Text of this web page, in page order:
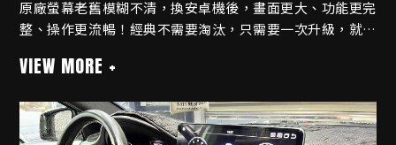
原廠螢幕老舊模糊不清，換安卓機後，畫面更大、功能更完
整、操作更流暢！經典不需要淘汰，只需要一次升級，就能
安卓機
🔹專用面板線材無損安裝
🔹內建無線CarPlay